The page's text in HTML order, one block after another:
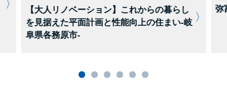
【大人リノベーション】これからの暮らし
を見据えた平面計画と性能向上の住まい-岐
阜県各務原市-
弥